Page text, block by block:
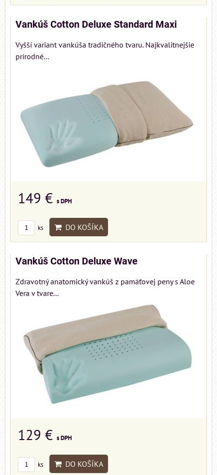
Vankúš Cotton Deluxe Standard Maxi
Vyšší variant vankúša tradičného tvaru. Najkvalitnejšie
prírodné...
149 € s DPH
ks DO KOŠÍKA
Vankúš Cotton Deluxe Wave
Zdravotný anatomický vankúš z pamäťovej peny s Aloe
Vera v tvare...
129 € s DPH
ks DO KOŠÍKA